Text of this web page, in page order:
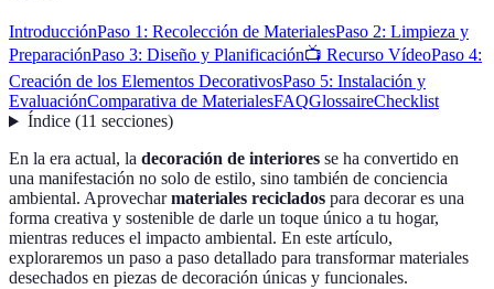
IntroducciónPaso 1: Recolección de MaterialesPaso 2: Limpieza y
PreparaciónPaso 3: Diseño y Planificación📺 Recurso VídeoPaso 4:
Creación de los Elementos DecorativosPaso 5: Instalación y
EvaluaciónComparativa de MaterialesFAQGlossaireChecklist
Índice(11 secciones)
En la era actual, la decoración de interiores se ha convertido en
una manifestación no solo de estilo, sino también de conciencia
ambiental. Aprovecharmateriales reciclados para decorar es una
forma creativa y sostenible de darle un toque único a tu hogar,
mientras reduces el impacto ambiental. En este artículo,
exploraremos un paso a paso detallado para transformar materiales
desechados en piezas de decoración únicas y funcionales.